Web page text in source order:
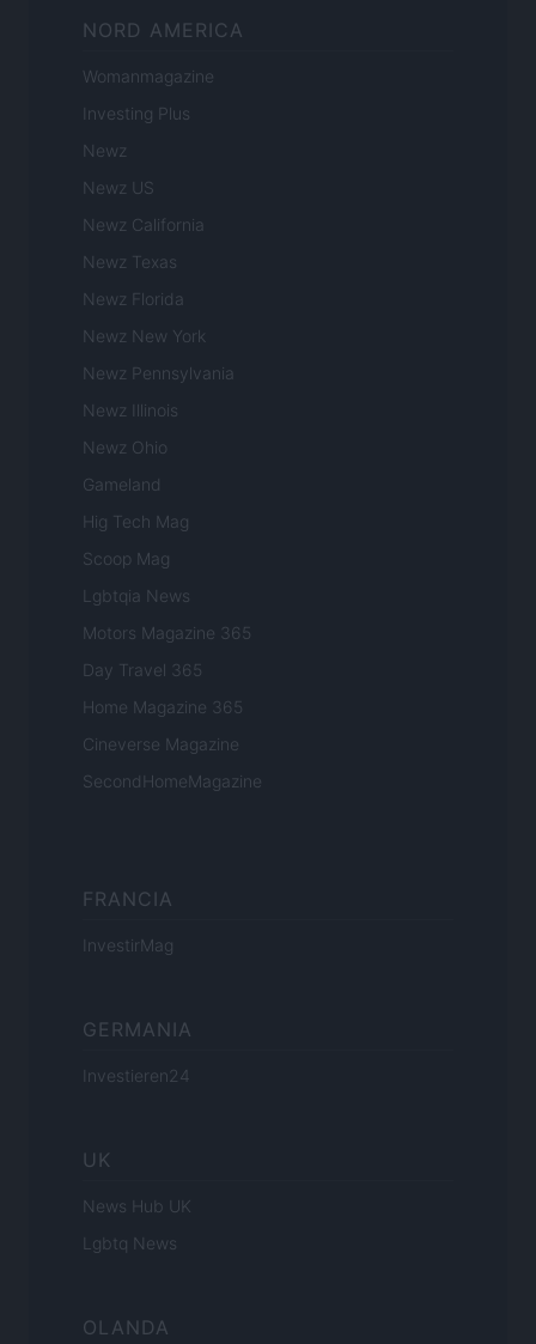
NORD AMERICA
Womanmagazine
Investing Plus
Newz
Newz US
Newz California
Newz Texas
Newz Florida
Newz New York
Newz Pennsylvania
Newz Illinois
Newz Ohio
Gameland
Hig Tech Mag
Scoop Mag
Lgbtqia News
Motors Magazine 365
Day Travel 365
Home Magazine 365
Cineverse Magazine
SecondHomeMagazine
FRANCIA
InvestirMag
GERMANIA
Investieren24
UK
News Hub UK
Lgbtq News
OLANDA